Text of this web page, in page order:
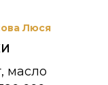
Люся
масло